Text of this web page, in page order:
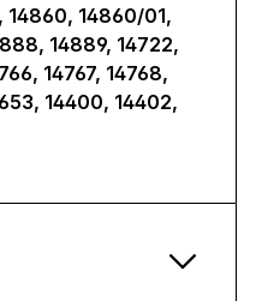
14860, 14860/01,
14889, 14722,
14767, 14768,
14400, 14402,